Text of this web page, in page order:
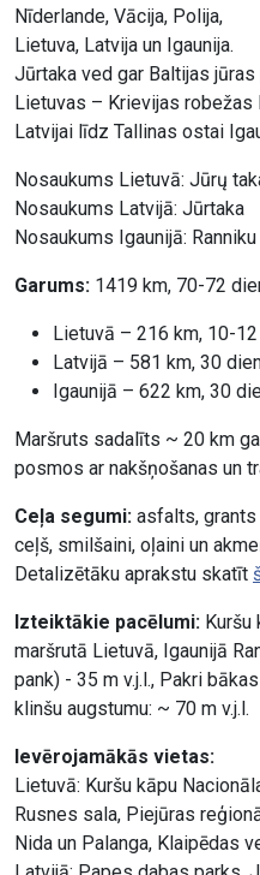
Nīderlande, Vācija, Polija,
Lietuva, Latvija un Igaunija.
Jūrtaka ved gar Baltijas
Lietuvas – Krievijas
Latvijai līdz Tallinas ostai
Nosaukums Lietuvā: Jūrų
Nosaukums Latvijā: Jūrtaka
Nosaukums Igaunijā:
Garums: 1419 km, 70-72
Lietuvā – 216 km, 10-
Latvijā – 581 km, 30
Igaunijā – 622 km, 30
Maršruts sadalīts ~ 20 km
posmos ar nakšņošanas un
Ceļa segumi: asfalts, grants
ceļš, smilšaini, oļaini un
Detalizētāku aprakstu skatīt
Izteiktākie pacēlumi: Kuršu
maršrutā Lietuvā, Igaunijā
pank) - 35 m v.j.l., Pakri
klinšu augstumu: ~ 70 m v.j.l.
Ievērojamākās vietas:
Lietuvā: Kuršu kāpu
Rusnes sala, Piejūras
Nida un Palanga, Klaipēdas